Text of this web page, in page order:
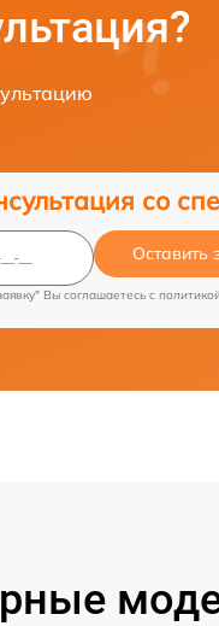
со
Оставить
Вы соглашаетесь c